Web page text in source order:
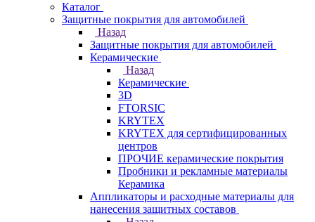
Каталог
Защитные покрытия для автомобилей
Назад
Защитные покрытия для автомобилей
Керамические
Назад
Керамические
3D
FTORSIC
KRYTEX
KRYTEX для сертифицированных
центров
ПРОЧИЕ керамические покрытия
Пробники и рекламные материалы
Керамика
Аппликаторы и расходные материалы для
нанесения защитных составов